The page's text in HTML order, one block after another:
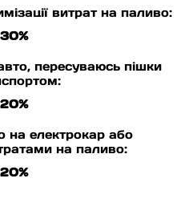
витрат на паливо:
30%
пересуваюсь пішки
20%
на електрокар або
на паливо:
20%